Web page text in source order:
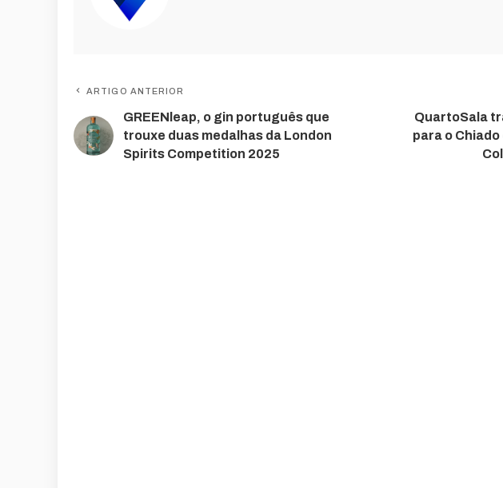
ARTIGO ANTERIOR
GREENleap, o gin português que
trouxe duas medalhas da London
Spirits Competition 2025
QuartoSala
para o